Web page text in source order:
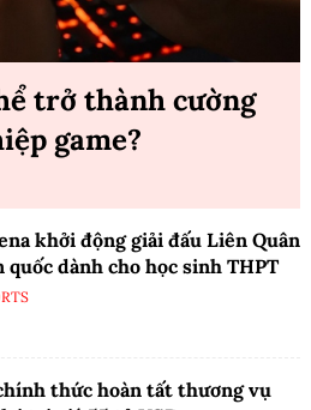
trở thành cường
game?
khởi động giải đấu Liên Quân
quốc dành cho học sinh THPT
thức hoàn tất thương vụ